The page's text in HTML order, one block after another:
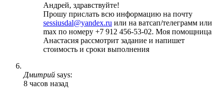
Андрей, здравствуйте!
Прошу прислать всю информацию на почту
sessiusdal@yandex.ru или на ватсап/телеграмм или
max по номеру +7 912 456-53-02. Моя помощница
Анастасия рассмотрит задание и напишет
стоимость и сроки выполнения
Дмитрий says:
8 часов назад